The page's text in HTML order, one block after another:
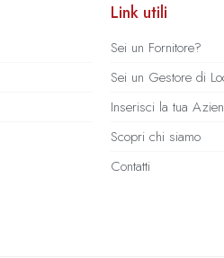
Link utili
Sei un Fornitore?
Sei un Gestore di
Inserisci la tua
Scopri chi siamo
Contatti